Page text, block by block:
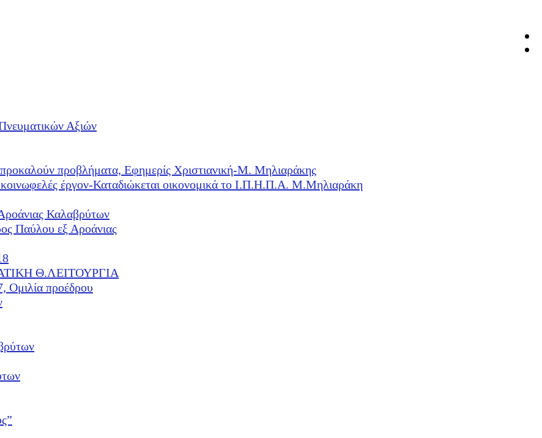
Αξιών
προκαλούν προβλήματα, Εφημερίς Χριστιανική-Μ. Μηλιαράκης
έργον-Καταδιώκεται οικονομικά το Ι.Π.Η.Π.Α. Μ.Μηλιαράκη
Καλαβρύτων
Παύλου εξ Αροάνιας
Θ.ΛΕΙΤΟΥΡΓΙΑ
Ομιλία προέδρου